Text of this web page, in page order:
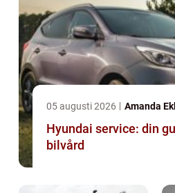
05 augusti 2026 Amanda
Hyundai service: din
bilvård